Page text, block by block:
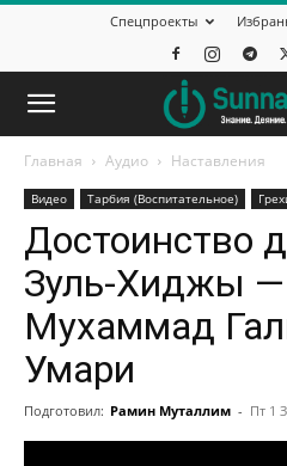
Спецпроекты
Главная Аудио Наставления
Видео Тарбия (Воспитательное)
Достоинство
Зуль-Хиджы
Мухаммад
Умари
Подготовил: Рамин Муталлим - Пт 1